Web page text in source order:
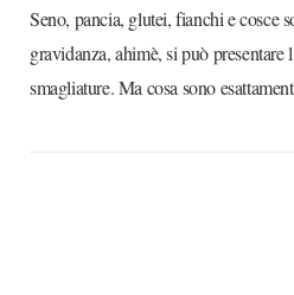
Seno, pancia, glutei, fianchi e cosce
gravidanza, ahimè, si può presentare
smagliature. Ma cosa sono